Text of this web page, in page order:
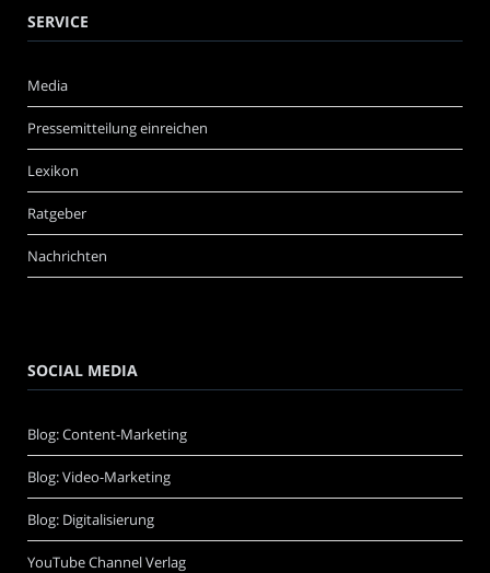
SERVICE
Media
Pressemitteilung einreichen
Lexikon
Ratgeber
Nachrichten
SOCIAL MEDIA
Blog: Content-Marketing
Blog: Video-Marketing
Blog: Digitalisierung
YouTube Channel Verlag